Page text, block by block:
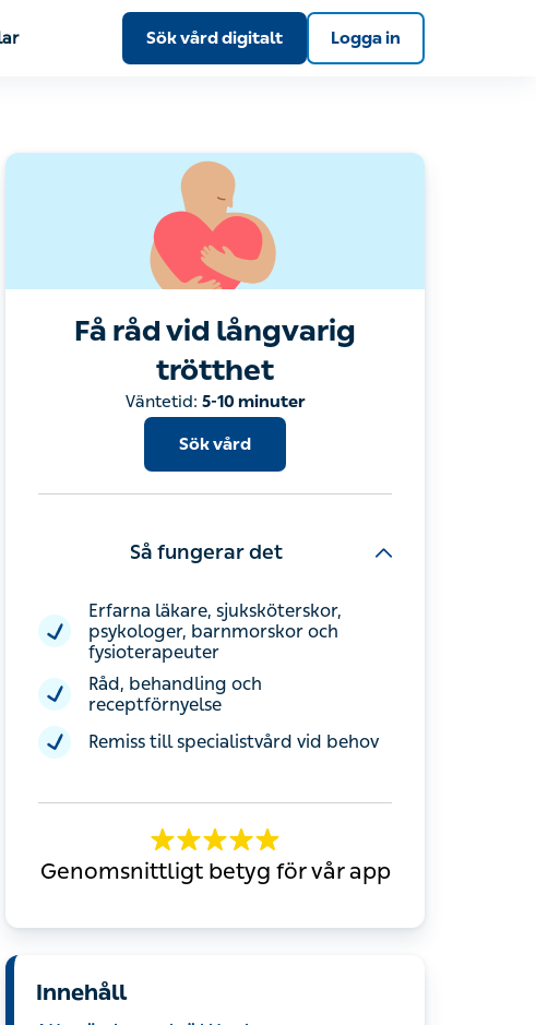
Sök vård digitalt Logga in
Få råd vid långvarig trötthet
Sök vård
psykologer, barnmorskor och
fysioterapeuter
Råd, behandling och receptförnyelse
Remiss till specialistvård vid behov
Genomsnittligt betyg för vår app
Allmänt om trötthet